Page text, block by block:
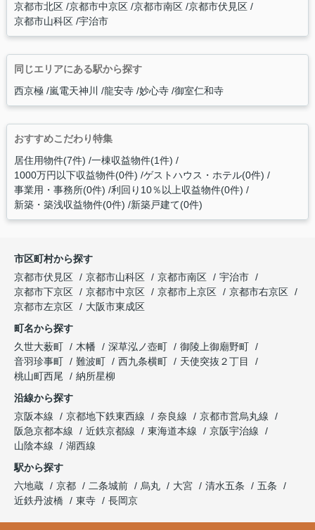
京都市北区 京都市中京区 京都市南区 京都市伏見区
京都市山科区 宇治市
同じエリアにある駅から探す
西京極 嵐電天神川 龍安寺 妙心寺 御室仁和寺
おすすめこだわり特集
居住用物件(7件) 一棟収益物件(1件)
1000万円以下収益物件(0件) ゲストハウス・ホテル(0件)
事業用・事務所(0件) 利回り10％以上収益物件(0件)
新築・築浅収益物件(0件) 新築戸建て(0件)
市区町村から探す
京都市伏見区
京都市山科区 京都市南区
宇治市
京都市下京区
京都市中京区 京都市上京区
京都市右京区
京都市左京区
大阪市東成区
町名から探す
久世大薮町
木幡 深草泓ノ壺町
御陵上御廟野町
音羽珍事町
難波町 西九条横町
天使突抜２丁目
桃山町西尾
納所星柳
沿線から探す
京阪本線
京都地下鉄東西線 奈良線
京都市営烏丸線
阪急京都本線
近鉄京都線 東海道本線
京阪宇治線
山陰本線
湖西線
駅から探す
六地蔵
京都 二条城前 烏丸 大宮 清水五条
五条
近鉄丹波橋
東寺 長岡京